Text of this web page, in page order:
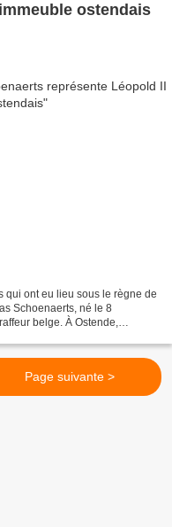
ostendais
qui ont eu lieu sous le règne de
Schoenaerts, né le 8
belge. À Ostende,
Page suivante >